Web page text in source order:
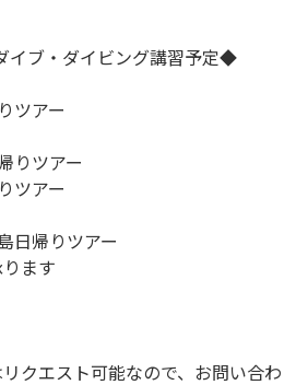
イブ・ダイビング講習予定◆
ツアー
りツアー
ツアー
日帰りツアー
ます
クエスト可能なので、お問い合わ